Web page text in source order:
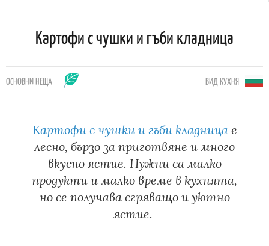
Картофи с чушки и гъби кладница
ОСНОВНИ НЕЩА ВИД КУХНЯ
Картофи с чушки и гъби кладницае
лесно, бързо за приготвяне и много
вкусно ястие. Нужни са малко
продукти и малко време в кухнята,
но се получава сгряващо и уютно
ястие.